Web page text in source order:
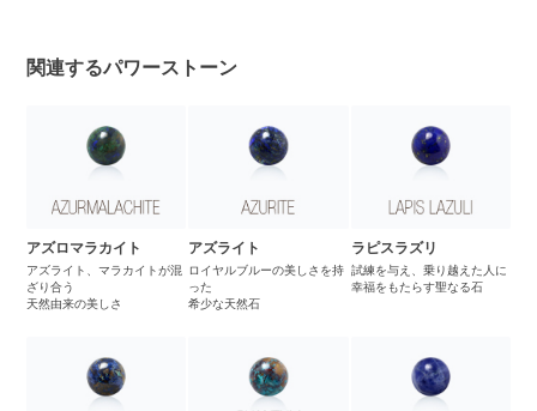
関連するパワーストーン
アズロマラカイト
アズライト、マラカイトが混
ざり合う
天然由来の美しさ
アズライト
ロイヤルブルーの美しさを持
った
希少な天然石
ラピスラズリ
試練を与え、乗り越えた人に
幸福をもたらす聖なる石